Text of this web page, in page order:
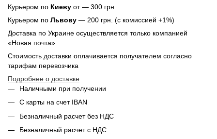
Курьером по Киеву от — 300 грн.
Курьером по Львову — 200 грн. (с комиссией +1%)
Доставка по Украине осуществляется только компанией
«Новая почта»
Стоимость доставки оплачивается получателем согласно
тарифам перевозчика
Подробнее о доставке
Наличными при получении
С карты на счет IBAN
Безналичный расчет без НДС
Безналичный расчет с НДС